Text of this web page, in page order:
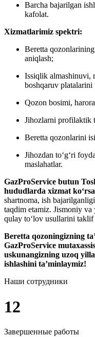
Barcha bajarilgan
kafolat.
Xizmatlarimiz spektri:
Beretta
aniqlash;
Issiqlik almashinuvi,
boshqaruv platalarini
Qozon bosimi,
Jihozlarni profilaktik
Beretta qozonlarini
Jihozdan to‘g‘ri
maslahatlar.
GazProService butun
hududlarda xizmat
shartnoma, ish
taqdim etamiz. Jismoniy
qulay to‘lov usullarini taklif
Beretta qozoningizning
GazProService
uskunangizning uzoq
ishlashini ta’minlaymiz!
Наши сотрудники
12
Завершенные работы